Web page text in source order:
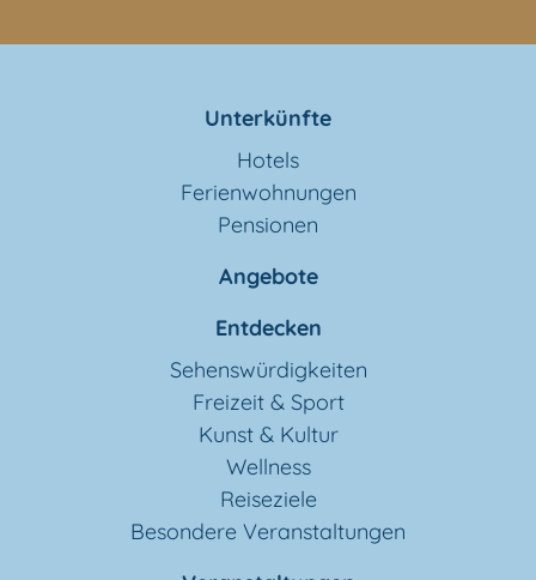
Unterkünfte
Hotels
Ferienwohnungen
Pensionen
Angebote
Entdecken
Sehenswürdigkeiten
Freizeit & Sport
Kunst & Kultur
Wellness
Reiseziele
Besondere Veranstaltungen